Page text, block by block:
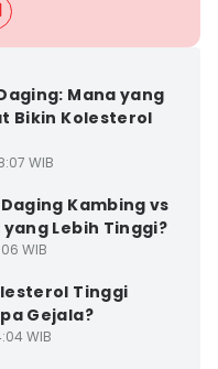
Mana yang
Bikin Kolesterol
WIB
Kambing vs
yang Lebih Tinggi?
WIB
Tinggi
Gejala?
WIB